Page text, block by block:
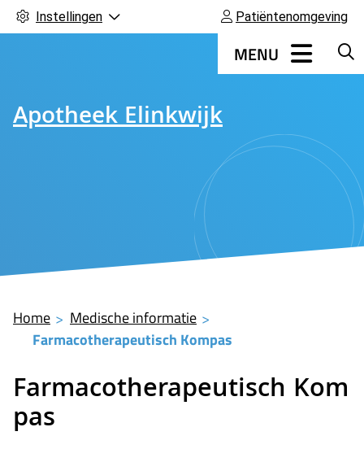
Instellingen Patiëntenomgeving
Apotheek Elinkwijk
Hoofdmenu
MENU
Home
Medische informatie
Farmacotherapeutisch Kompas
Farmacotherapeutisch Kom
pas